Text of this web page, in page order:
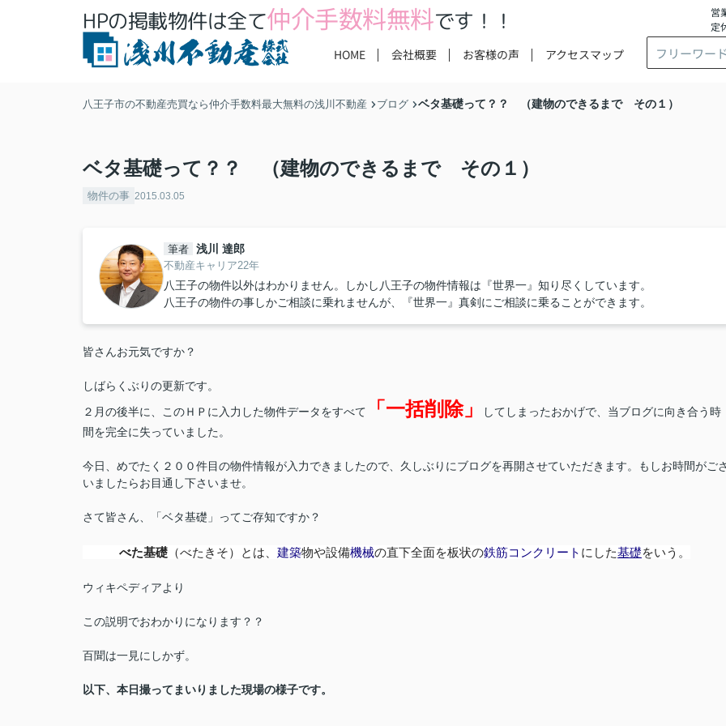
HPの掲載物件は全て仲介手数料無料です！！
営
定
HOME 会社概要 お客様の声 アクセスマップ
八王子市の不動産売買なら仲介手数料最大無料の浅川不動産 ブログ ベタ基礎って？？ （建物のできるまで その１）
ベタ基礎って？？ （建物のできるまで その１）
物件の事 2015.03.05
筆者 浅川 達郎
不動産キャリア22年
八王子の物件以外はわかりません。しかし八王子の物件情報は『世界一』知り尽くしています。
八王子の物件の事しかご相談に乗れませんが、『世界一』真剣にご相談に乗ることができます。
皆さんお元気ですか？
しばらくぶりの更新です。
２月の後半に、このＨＰに入力した物件データをすべて
「一括削除」
してしまったおかげで、当ブログに向き合う時
間を完全に失っていました。
今日、めでたく２００件目の物件情報が入力できましたので、久しぶりにブログを再開させていただきます。もしお時間がご
いましたらお目通し下さいませ。
さて皆さん、「ベタ基礎」ってご存知ですか？
べた基礎 （べたきそ）とは、 建築物や設備機械の直下全面を板状の鉄筋コンクリート にした基礎をいう。
ウィキペディアより
この説明でおわかりになります？？
百聞は一見にしかず。
以下、本日撮ってまいりました現場の様子です。